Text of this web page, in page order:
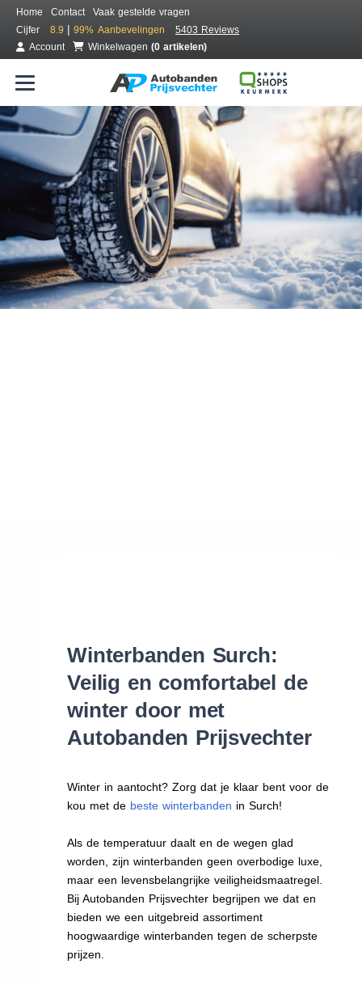
Home Contact
Vaak gestelde vragen
Cijfer
8.9 | 99% Aanbevelingen
5403 Reviews
Account
Winkelwagen (0 artikelen)
Bestel voordelig winterbanden
Gratis bezorgd of montage bij jou in de buurt
Seizoen:
Merken:
Winterbanden Surch:
Veilig en comfortabel de
winter door met
Autobanden Prijsvechter
Winter in aantocht? Zorg dat je klaar bent voor de
kou met de beste winterbanden in Surch!
Als de temperatuur daalt en de wegen glad
worden, zijn winterbanden geen overbodige luxe,
maar een levensbelangrijke veiligheidsmaatregel.
Bij Autobanden Prijsvechter begrijpen we dat en
bieden we een uitgebreid assortiment
hoogwaardige winterbanden tegen de scherpste
prijzen.